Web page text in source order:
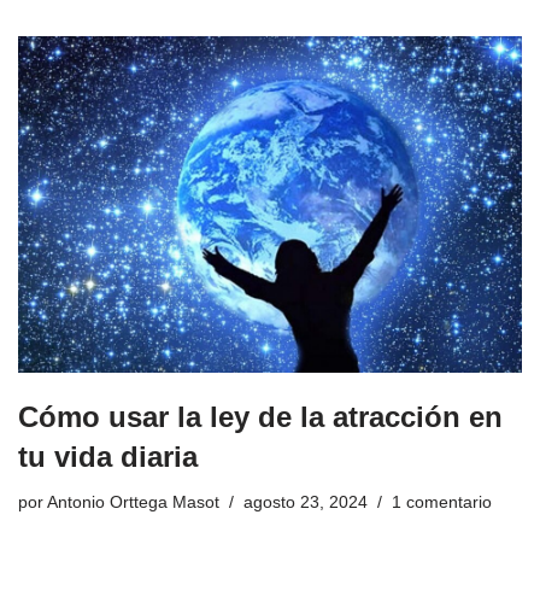
Cómo usar la ley de la atracción en
tu vida diaria
por Antonio Orttega Masot agosto 23, 2024 1 comentario